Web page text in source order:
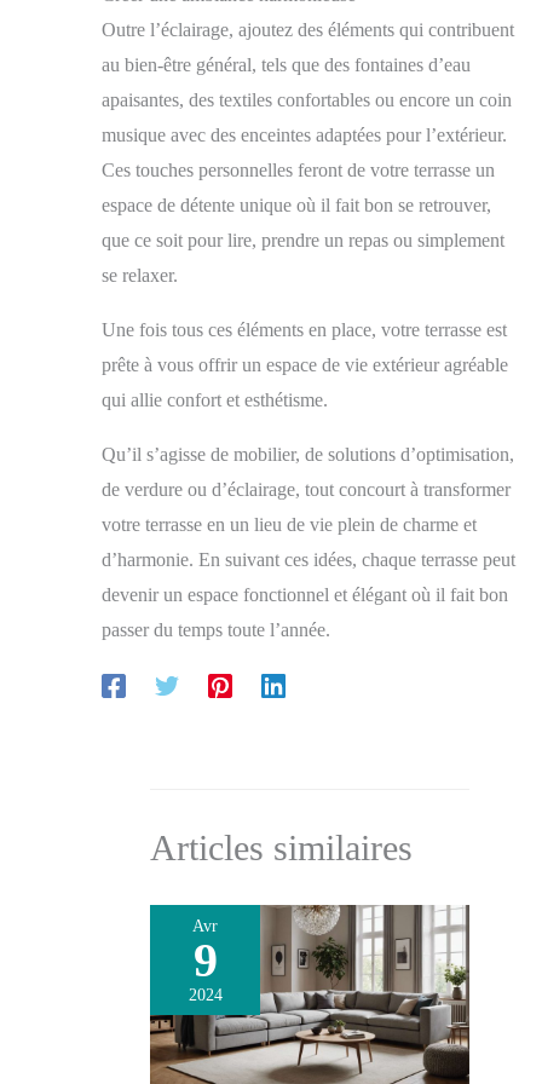
facile da rompere o bruciare e ha una maggiore durata,
che può resistere a condizioni climatiche esterne
temperature al sole. [ambiance de rêve romantique] la
chaîne lumineuse extérieure g40 utilise des ampoules
en plastique à haute transmission de lumière au lieu
d'ampoules en verre fragiles. Sûr et durable, gardez
Master Power utilise une ampoule LED remplaçable
2700k E12 avec une interface à la fin de la lampe de
lampes de chaîne ensemble. Avec plusieurs lampes
jardin ou décorer un escalier. [lampe extérieure
connectable de bout en bout] 25 ampoules sont
connectées en parallèle, même si une ampoule est
de chaque ampoule qui peuvent être suspendus et
connexion de bout en bout peut connecter plusieurs fils
illimitée pour répondre à vos besoins d'utilisation.
Décoration d'ampoule extérieure de fil pour la fête,
mariage, vacances, Patio, Arcade, jardin, Cour, terrasse
et bar. [service à la clientèle et garantie] 2 ampoules
g40 de remplacement sont incluses dans l'emballage,
veuillez prendre soin de vous dès réception. Si vous
avez des questions, n'hésitez pas à nous contacter,
Outre l’éclairage, ajoutez des éléments qui contribuent
au bien-être général, tels que des fontaines d’eau
apaisantes, des textiles confortables ou encore un coin
musique avec des enceintes adaptées pour l’extérieur.
Ces touches personnelles feront de votre terrasse un
espace de détente unique où il fait bon se retrouver,
que ce soit pour lire, prendre un repas ou simplement
se relaxer.
Une fois tous ces éléments en place, votre terrasse est
prête à vous offrir un espace de vie extérieur agréable
qui allie confort et esthétisme.
Qu’il s’agisse de mobilier, de solutions d’optimisation,
de verdure ou d’éclairage, tout concourt à transformer
votre terrasse en un lieu de vie plein de charme et
d’harmonie. En suivant ces idées, chaque terrasse peut
devenir un espace fonctionnel et élégant où il fait bon
passer du temps toute l’année.
Articles similaires
Avr
9
2024